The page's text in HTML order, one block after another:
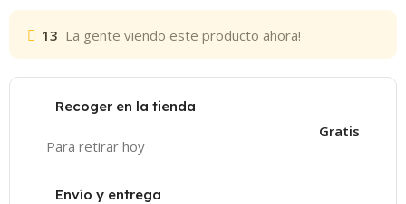
13 La gente viendo este producto ahora!
Recoger en la tienda
Para retirar hoy
Gratis
Envío y entrega